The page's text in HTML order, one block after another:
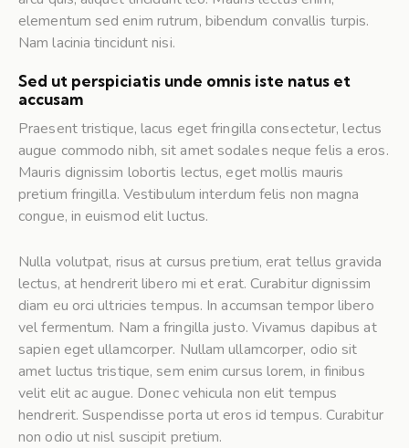
elementum sed enim rutrum, bibendum convallis turpis.
Nam lacinia tincidunt nisi.
Sed ut perspiciatis unde omnis iste natus et
accusam
Praesent tristique, lacus eget fringilla consectetur, lectus
augue commodo nibh, sit amet sodales neque felis a eros.
Mauris dignissim lobortis lectus, eget mollis mauris
pretium fringilla. Vestibulum interdum felis non magna
congue, in euismod elit luctus.
Nulla volutpat, risus at cursus pretium, erat tellus gravida
lectus, at hendrerit libero mi et erat. Curabitur dignissim
diam eu orci ultricies tempus. In accumsan tempor libero
vel fermentum. Nam a fringilla justo. Vivamus dapibus at
sapien eget ullamcorper. Nullam ullamcorper, odio sit
amet luctus tristique, sem enim cursus lorem, in finibus
velit elit ac augue. Donec vehicula non elit tempus
hendrerit. Suspendisse porta ut eros id tempus. Curabitur
non odio ut nisl suscipit pretium.